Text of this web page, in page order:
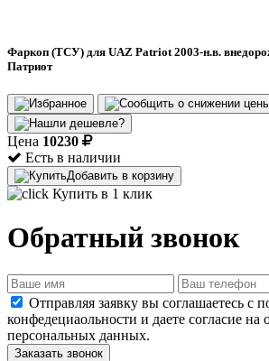
Фаркоп (ТСУ) для UAZ Patriot 2003-н.в.
Патриот
Цена 10230
Есть в наличии
Добавить в корзину
Купить в 1 клик
Обратный звонок
Отправляя заявку вы соглашаетесь с
конфедециаольности и даете согласие на
персональных данных.
Заказать звонок